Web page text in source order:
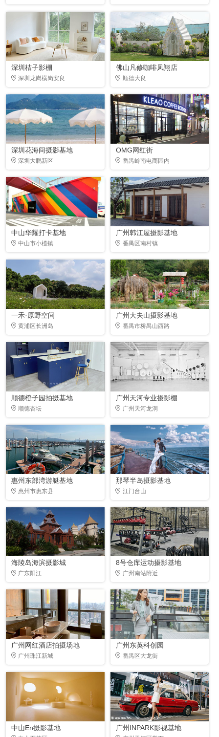
深圳桔子影棚
深圳龙岗横岗安良
佛山凡修咖啡凤翔店
顺德大良
深圳花海间摄影基地
深圳大鹏新区
OMG网红街
番禺岭南电商园内
中山华耀打卡基地
中山市小榄镇
广州韩江屋摄影基地
番禺区南村镇
一禾·原野空间
黄浦区长洲岛
广州大夫山摄影基地
番禺市桥禺山西路
顺德橙子园拍摄基地
顺德杏坛
广州天河专业摄影棚
广州天河龙洞
惠州东部湾游艇基地
惠州市惠东县
那琴半岛摄影基地
江门台山
海陵岛海滨摄影城
广东阳江
8号仓库运动摄影基地
广州南站附近
广州网红酒店拍摄场地
广州珠江新城
广州东英科创园
番禺区大龙街
中山En摄影基地 广州INPARK影视基地